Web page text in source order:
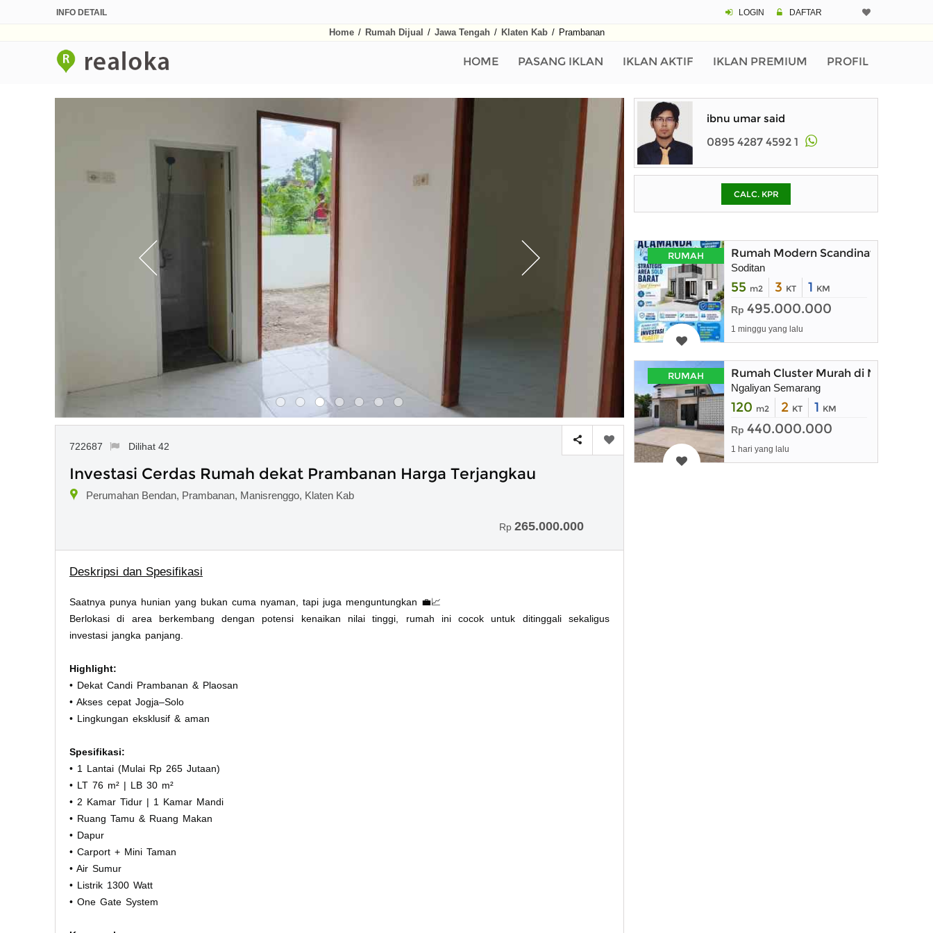
INFO DETAIL LOGIN DAFTAR
Home / Rumah Dijual / Jawa Tengah / Klaten Kab / Prambanan
HOME PASANG IKLAN IKLAN AKTIF IKLAN PREMIUM PROFIL
722687 Dilihat 42
Investasi Cerdas Rumah dekat Prambanan Harga Terjangkau
Perumahan Bendan, Prambanan, Manisrenggo, Klaten Kab
Rp 265.000.000
Deskripsi dan Spesifikasi
Saatnya punya hunian yang bukan cuma nyaman, tapi juga menguntungkan 💼📈
Berlokasi di area berkembang dengan potensi kenaikan nilai tinggi, rumah ini cocok untuk ditinggali sekaligus
investasi jangka panjang.
Highlight:
• Dekat Candi Prambanan & Plaosan
• Akses cepat Jogja–Solo
• Lingkungan eksklusif & aman
Spesifikasi:
• 1 Lantai (Mulai Rp 265 Jutaan)
• LT 76 m² | LB 30 m²
• 2 Kamar Tidur | 1 Kamar Mandi
• Ruang Tamu & Ruang Makan
• Dapur
• Carport + Mini Taman
• Air Sumur
• Listrik 1300 Watt
• One Gate System
Pinjaman (PIN)
pada kotak-
ibnu umar said
0895 4287 4592 1
CALC. KPR
RUMAH Rumah Modern Scandinavian di
Soditan
55 m2 3 KT 1 KM
Rp 495.000.000
1 minggu yang lalu
RUMAH Rumah Cluster Murah di Ngaliyan
Ngaliyan Semarang
120 m2 2 KT 1 KM
Rp 440.000.000
1 hari yang lalu